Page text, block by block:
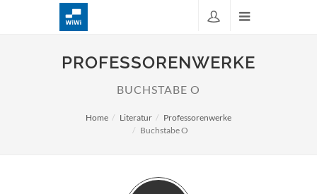
PROFESSORENWERKE
BUCHSTABE O
Home Literatur
Professorenwerke
Buchstabe O